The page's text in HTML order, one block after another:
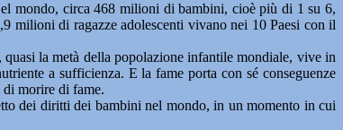
mondo, circa 468 milioni di bambini, cioè più di 1 su 6,
milioni di ragazze adolescenti vivano nei 10 Paesi con il
la metà della popolazione infantile mondiale, vive in
a sufficienza. E la fame porta con sé conseguenze
morire di fame.
dei diritti dei bambini nel mondo, in un momento in cui